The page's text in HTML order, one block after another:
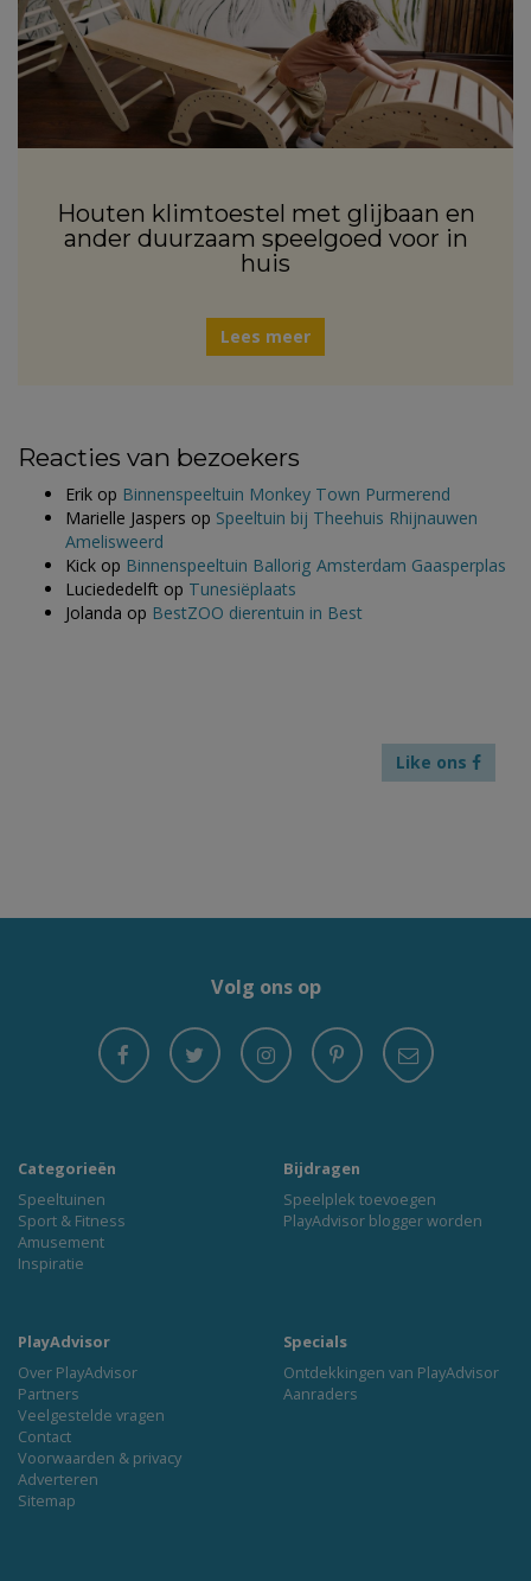
Houten klimtoestel met glijbaan en
ander duurzaam speelgoed voor in
huis
Lees meer
Reacties van bezoekers
Erik op Binnenspeeltuin Monkey Town Purmerend
Marielle Jaspers op Speeltuin bij Theehuis Rhijnauwen
Amelisweerd
Kick op Binnenspeeltuin Ballorig Amsterdam Gaasperplas
Luciededelft op Tunesiëplaats
Jolanda op BestZOO dierentuin in Best
Like ons
Volg ons op
Categorieën
Speeltuinen
Sport & Fitness
Amusement
Inspiratie
Bijdragen
Speelplek toevoegen
PlayAdvisor blogger worden
PlayAdvisor
Over PlayAdvisor
Partners
Veelgestelde vragen
Contact
Voorwaarden & privacy
Adverteren
Sitemap
Specials
Ontdekkingen van PlayAdvisor
Aanraders